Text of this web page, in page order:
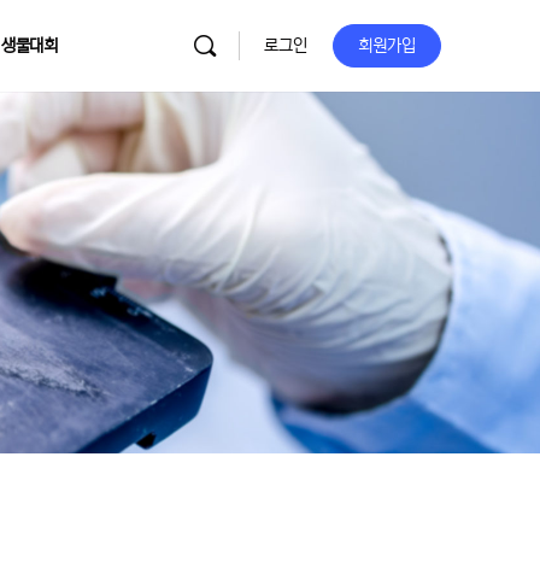
물대회 로그인 회원가입